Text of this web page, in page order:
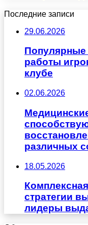
Последние записи
29.06.2026
Популярные
работы
клубе
02.06.2026
различных
18.05.2026
стратегии
лидеры